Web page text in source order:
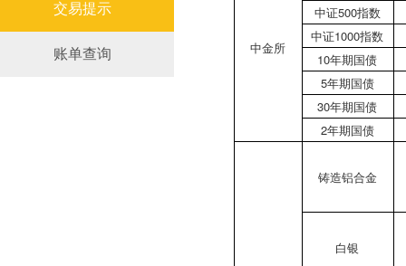
交易提示
账单查询 中金所
中证500指数
中证1000指数
10年期国债
5年期国债
30年期国债
2年期国债
铸造铝合金
白银